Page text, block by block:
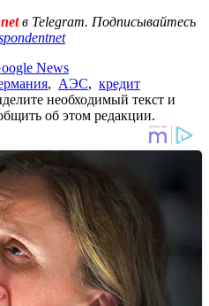
в Telegram. Подписывайтесь
News
, АЭС, кредит
необходимый текст и
об этом редакции.